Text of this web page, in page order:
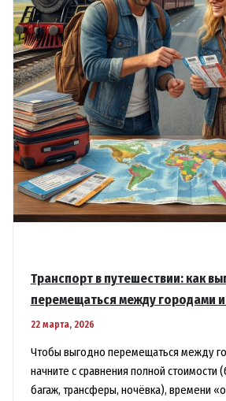
Транспорт в путешествии: как
перемещаться между городами
22 марта, 2026
Чтобы выгодно перемещаться между
начните с сравнения полной стоимости
багаж, трансферы, ночёвка), времени